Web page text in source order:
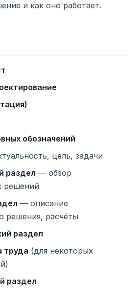
и как оно работает.
обозначений
цель, задачи
раздел — обзор
решений
— описание
решения, расчёты
раздел
труда (для некоторых
раздел